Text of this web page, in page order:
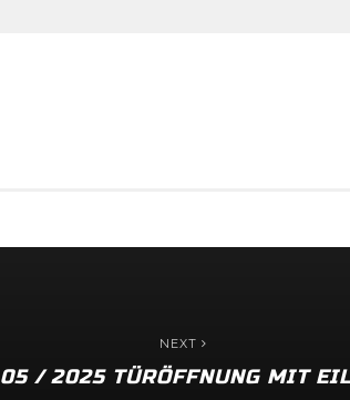
NEXT
05 / 2025 TÜRÖFFNUNG MIT